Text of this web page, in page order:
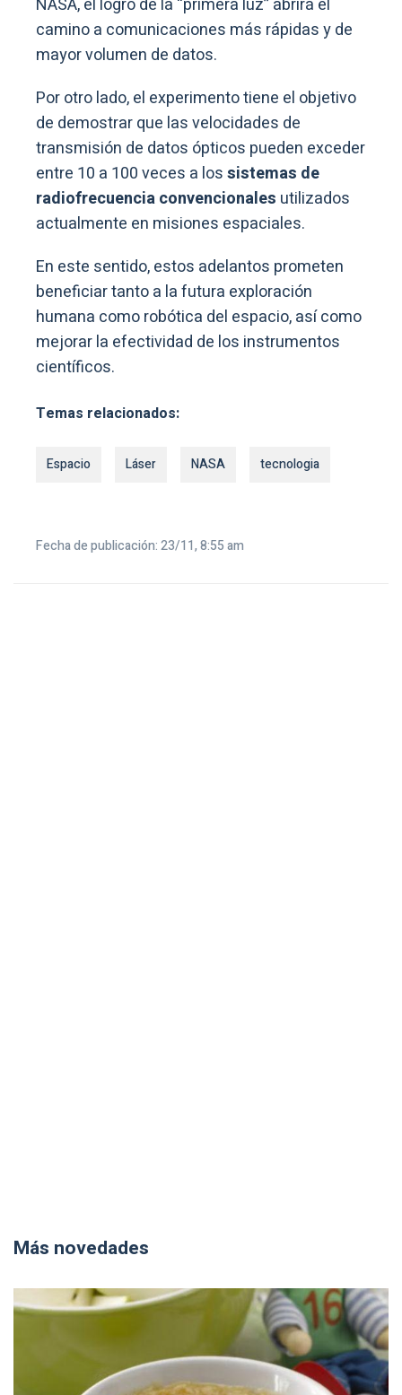
NASA, el logro de la “primera luz” abrirá el
camino a comunicaciones más rápidas y de
mayor volumen de datos.
Por otro lado, el experimento tiene el objetivo
de demostrar que las velocidades de
transmisión de datos ópticos pueden exceder
entre 10 a 100 veces a lossistemas de
radiofrecuencia convencionales utilizados
actualmente en misiones espaciales.
En este sentido, estos adelantos prometen
beneficiar tanto a la futura exploración
humana como robótica del espacio, así como
mejorar la efectividad de los instrumentos
científicos.
Temas relacionados:
Espacio Láser NASA tecnologia
Fecha de publicación: 23/11, 8:55 am
Más novedades